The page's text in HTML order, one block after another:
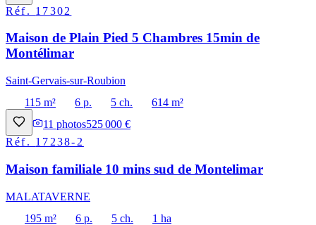
Réf. 17302
Maison de Plain Pied 5 Chambres 15min de
Montélimar
Saint-Gervais-sur-Roubion
115 m²
6 p. 5 ch.
614 m²
11 photos525 000 €
Réf. 17238-2
Maison familiale 10 mins sud de Montelimar
MALATAVERNE
195 m²
6 p. 5 ch.
1 ha